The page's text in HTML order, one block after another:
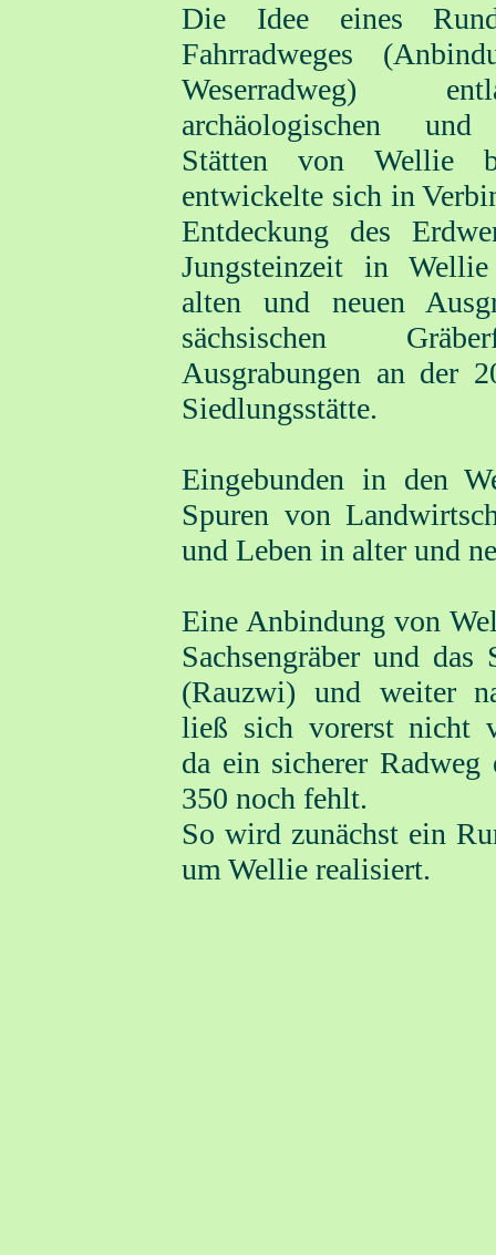
Die Idee eines
Fahrradweges
Weserradweg)
archäologischen und
Stätten von Wellie
entwickelte sich in
Entdeckung des
Jungsteinzeit in
alten und neuen
sächsischen
Ausgrabungen an der
Siedlungsstätte.
Eingebunden in den
Spuren von
und Leben in alter und
Eine Anbindung von
Sachsengräber und das
(Rauzwi) und weiter
ließ sich vorerst nicht
da ein sicherer
350 noch fehlt.
So wird zunächst ein
um Wellie realisiert.